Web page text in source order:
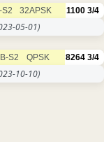
S2 32APSK 1100 3/4
05-01)
S2 QPSK 8264 3/4
10-10)